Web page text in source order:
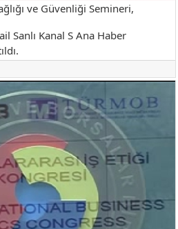
ve Güvenliği Semineri,
Sanlı Kanal S Ana Haber